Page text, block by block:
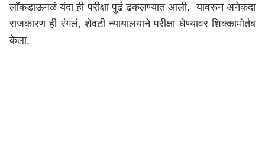
लॉकडाऊनळं यंदा ही परीक्षा पुढं ढकलण्यात आली. यावरून अनेकदा
राजकारण ही रंगलं, शेवटी न्यायालयाने परीक्षा घेण्यावर शिक्कामोर्तब
केला.